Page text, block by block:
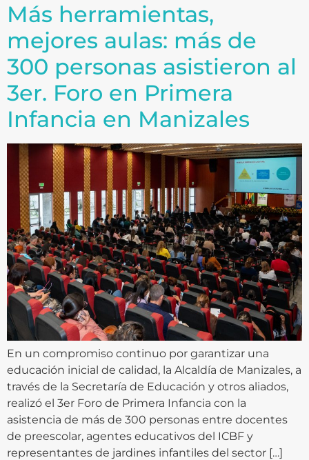
Más herramientas,
mejores aulas: más de
300 personas asistieron al
3er. Foro en Primera
Infancia en Manizales
En un compromiso continuo por garantizar una
educación inicial de calidad, la Alcaldía de Manizales, a
través de la Secretaría de Educación y otros aliados,
realizó el 3er Foro de Primera Infancia con la
asistencia de más de 300 personas entre docentes
de preescolar, agentes educativos del ICBF y
representantes de jardines infantiles del sector […]